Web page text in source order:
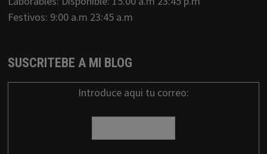
Festivos: 9:00 a.m 23:45 a.m
SUSCRITEBE A MI BLOG
Introduce aqui tu correo: